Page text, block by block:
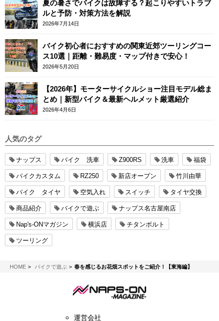
夏の暑さでバイクは故障する？起こりやすいトラブ
ルと予防・対策方法を解説
2026年7月14日
バイク初心者におすすめの関東近郊ツーリングコー
ス10選｜距離・難易度・マップ付きで安心！
2026年5月20日
【2026年】モーターサイクルショー注目モデル総ま
とめ｜新型バイク＆最新ヘルメット厳選紹介
2026年4月6日
人気のタグ
ナップス バイク 洗車 Z900RS 洗車 福袋
バイクカスタム RZ250 新店オープン 竹川由華
バイク タイヤ 空気入れ スイッチ タイヤ交換
商品紹介 バイクで遊ぶ ナップス名古屋南店
Nap's-ONマガジン 横浜店 チタンボルト
ツーリング
HOMENAPS-ON マガジン
バイクで遊ぶ 春を感じるお花畑スポットをご紹介！【東海編】
運営会社